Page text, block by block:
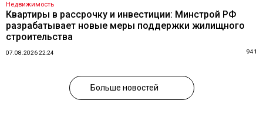
Недвижимость
Квартиры в рассрочку и инвестиции: Минстрой РФ
разрабатывает новые меры поддержки жилищного
строительства
07.08.2026 22:24 941
Больше новостей